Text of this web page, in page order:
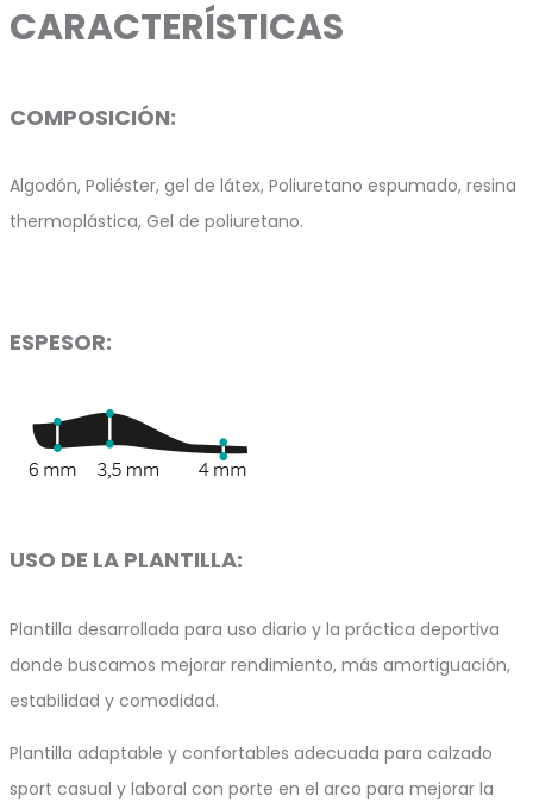
CARACTERÍSTICAS
COMPOSICIÓN:
Algodón, Poliéster, gel de látex, Poliuretano espumado, resina
thermoplástica, Gel de poliuretano.
ESPESOR:
USO DE LA PLANTILLA:
Plantilla desarrollada para uso diario y la práctica deportiva
donde buscamos mejorar rendimiento, más amortiguación,
estabilidad y comodidad.
Plantilla adaptable y confortables adecuada para calzado
sport casual y laboral con porte en el arco para mejorar la